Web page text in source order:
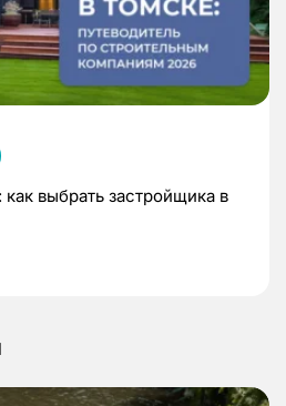
выбрать застройщика в